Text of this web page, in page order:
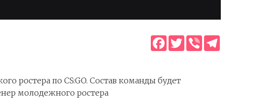
Facebook
TwitterViber
ростера по CS:GO. Состав команды будет
молодежного ростера